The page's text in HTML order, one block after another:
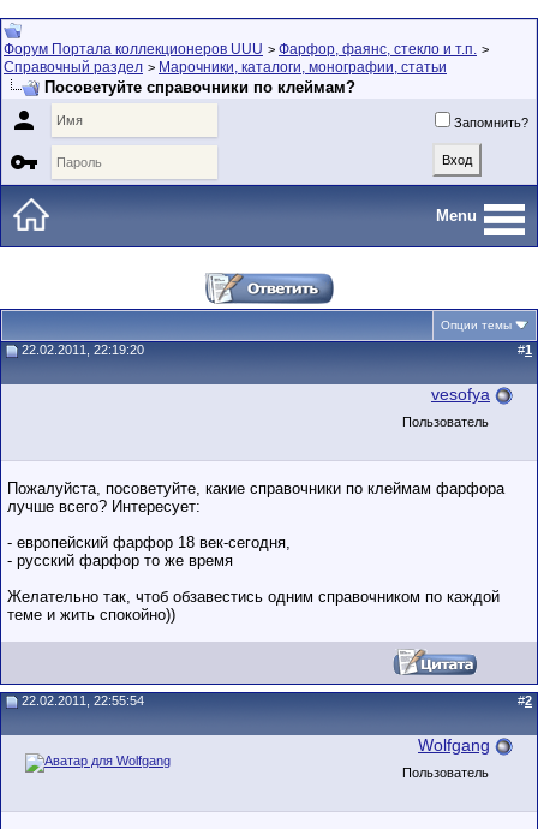
Форум Портала коллекционеров UUU > Фарфор, фаянс, стекло и т.п. >
Справочный раздел > Марочники, каталоги, монографии, статьи
Посоветуйте справочники по клеймам?
 Запомнить?

Menu
Опции темы
22.02.2011, 22:19:20 #1
vesofya
Пользователь
Пожалуйста, посоветуйте, какие справочники по клеймам фарфора
лучше всего? Интересует:
- европейский фарфор 18 век-сегодня,
- русский фарфор то же время
Желательно так, чтоб обзавестись одним справочником по каждой
теме и жить спокойно))
22.02.2011, 22:55:54 #2
Wolfgang
Пользователь